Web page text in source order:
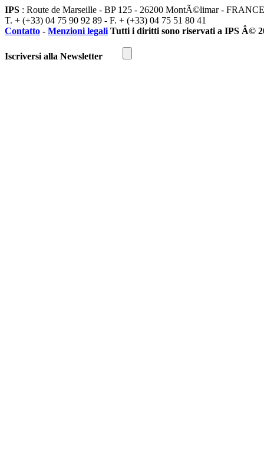
IPS : Route de Marseille - BP 125 - 26200 MontÃ©limar - FRANCE
T. + (+33) 04 75 90 92 89 - F. + (+33) 04 75 51 80 41
Contatto - Menzioni legali Tutti i diritti sono riservati a IPS Â©
Iscriversi alla Newsletter